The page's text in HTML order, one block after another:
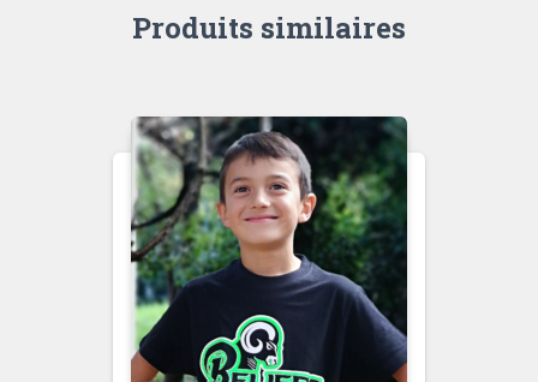
Produits similaires